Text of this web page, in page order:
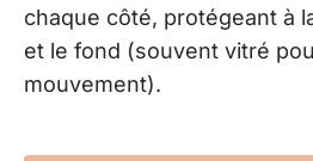
chaque côté, protégeant à
et le fond (souvent vitré
mouvement).